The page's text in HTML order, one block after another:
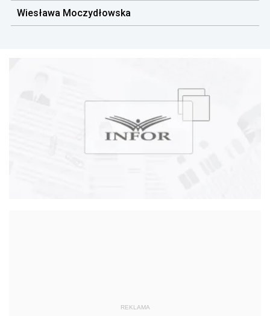
Wiesława Moczydłowska